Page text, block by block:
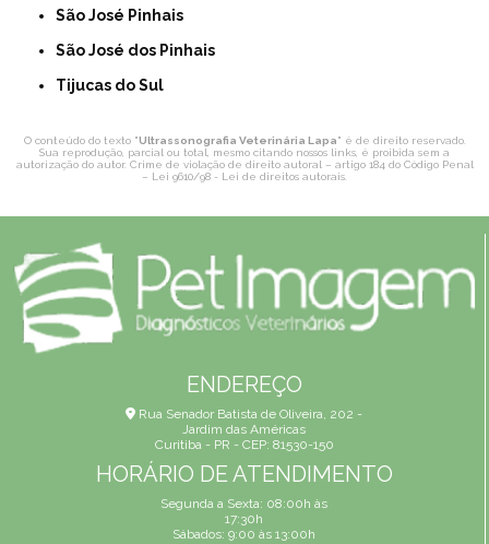
São José Pinhais
São José dos Pinhais
Tijucas do Sul
O conteúdo do texto "Ultrassonografia Veterinária Lapa" é de direito reservado.
Sua reprodução, parcial ou total, mesmo citando nossos links, é proibida sem a
autorização do autor. Crime de violação de direito autoral – artigo 184 do Código Penal
– Lei 9610/98 - Lei de direitos autorais
ENDEREÇO
Rua Senador Batista de Oliveira, 202 -
Jardim das Américas
Curitiba - PR - CEP: 81530-150
HORÁRIO DE ATENDIMENTO
Segunda a Sexta: 08:00h às
17:30h
Sábados: 9:00 às 13:00h